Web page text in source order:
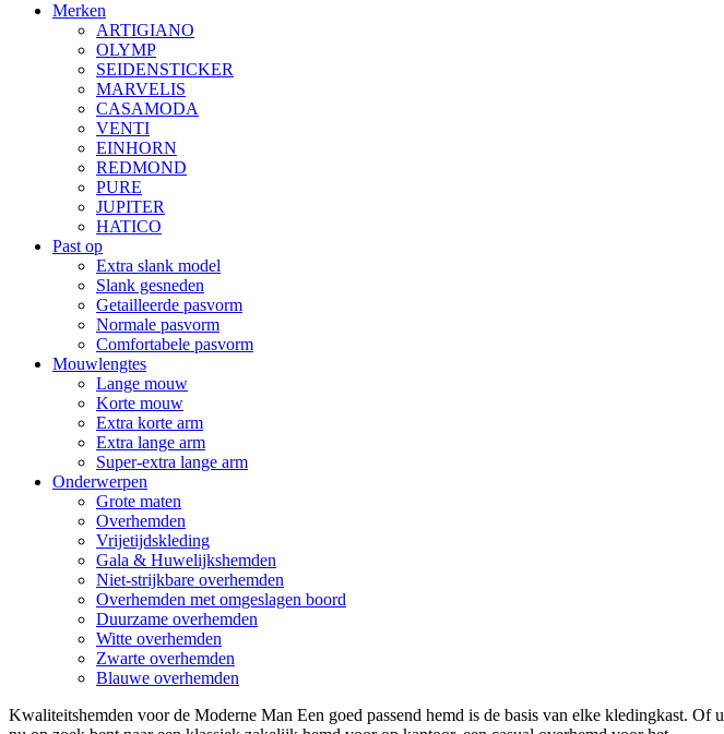
Merken
ARTIGIANO
OLYMP
SEIDENSTICKER
MARVELIS
CASAMODA
VENTI
EINHORN
REDMOND
PURE
JUPITER
HATICO
Past op
Extra slank model
Slank gesneden
Getailleerde pasvorm
Normale pasvorm
Comfortabele pasvorm
Mouwlengtes
Lange mouw
Korte mouw
Extra korte arm
Extra lange arm
Super-extra lange arm
Onderwerpen
Grote maten
Overhemden
Vrijetijdskleding
Gala & Huwelijkshemden
Niet-strijkbare overhemden
Overhemden met omgeslagen boord
Duurzame overhemden
Witte overhemden
Zwarte overhemden
Blauwe overhemden
Kwaliteitshemden voor de Moderne Man Een goed passend hemd is de basis van elke kledingkast. Of u